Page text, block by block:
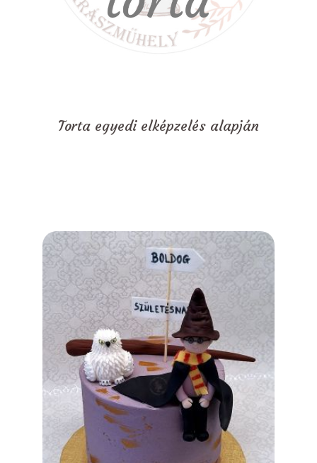
Torta egyedi elképzelés alapján